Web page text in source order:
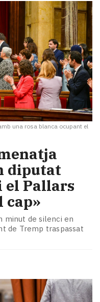
una rosa blanca ocupant el
diputat
el Pallars
cap»
minut de silenci en
de Tremp traspassat